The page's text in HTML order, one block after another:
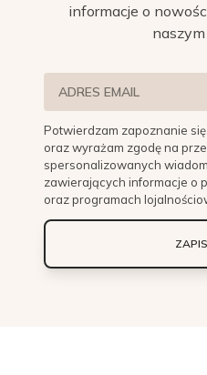
informacje o
Potwierdzam zapoznanie
oraz wyrażam zgodę na
spersonalizowanych
zawierających informacje o
oraz programach